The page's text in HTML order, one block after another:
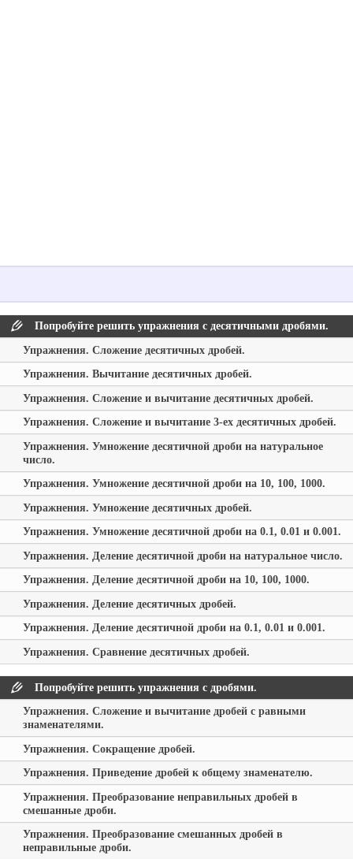
Попробуйте решить упражнения с десятичными дробями.
Упражнения. Сложение десятичных дробей.
Упражнения. Вычитание десятичных дробей.
Упражнения. Сложение и вычитание десятичных дробей.
Упражнения. Сложение и вычитание 3-ех десятичных дробей.
Упражнения. Умножение десятичной дроби на натуральное
число.
Упражнения. Умножение десятичной дроби на 10, 100, 1000.
Упражнения. Умножение десятичных дробей.
Упражнения. Умножение десятичной дроби на 0.1, 0.01 и 0.001.
Упражнения. Деление десятичной дроби на натуральное число.
Упражнения. Деление десятичной дроби на 10, 100, 1000.
Упражнения. Деление десятичных дробей.
Упражнения. Деление десятичной дроби на 0.1, 0.01 и 0.001.
Упражнения. Сравнение десятичных дробей.
Попробуйте решить упражнения с дробями.
Упражнения. Сложение и вычитание дробей с равными
знаменателями.
Упражнения. Сокращение дробей.
Упражнения. Приведение дробей к общему знаменателю.
Упражнения. Преобразование неправильных дробей в
смешанные дроби.
Упражнения. Преобразование смешанных дробей в
неправильные дроби.